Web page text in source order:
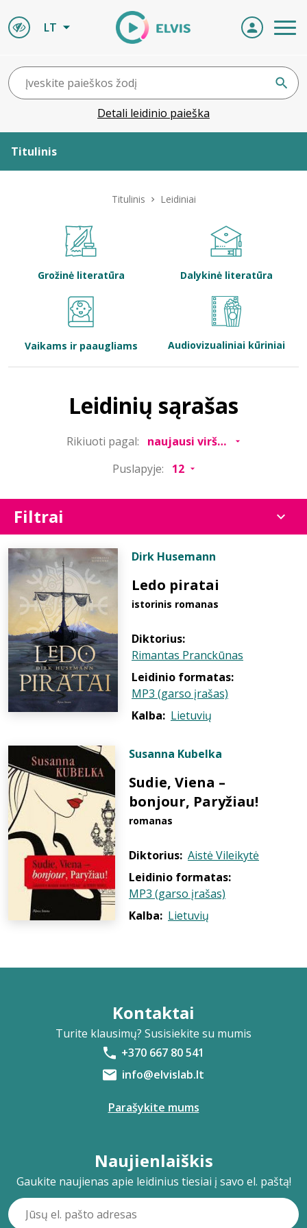
LT
Detali leidinio paieška
Titulinis
Bibliotekoms
Titulinis Leidiniai
Grožinė literatūra Dalykinė literatūra
Vaikams ir paaugliams Audiovizualiniai kūriniai
Leidinių sąrašas
Rikiuoti pagal:
Puslapyje:
Filtrai
Dirk Husemann
Ledo piratai
istorinis romanas
Diktorius:
Rimantas Pranckūnas
Leidinio formatas:
MP3 (garso įrašas)
Kalba: Lietuvių
Susanna Kubelka
Sudie, Viena –
bonjour, Paryžiau!
romanas
Diktorius: Aistė Vileikytė
Leidinio formatas:
MP3 (garso įrašas)
Kalba: Lietuvių
Kontaktai
Turite klausimų? Susisiekite su mumis
+370 667 80 541
info@elvislab.lt
Parašykite mums
Naujienlaiškis
Gaukite naujienas apie leidinius tiesiai į savo el. paštą!